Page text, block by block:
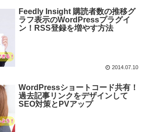
Feedly Insight 購読者数の推移グ
ラフ表示のWordPressプラグイ
ン！RSS登録を増やす方法
2014.07.10
WordPressショートコード共有！
過去記事リンクをデザインして
SEO対策とPVアップ